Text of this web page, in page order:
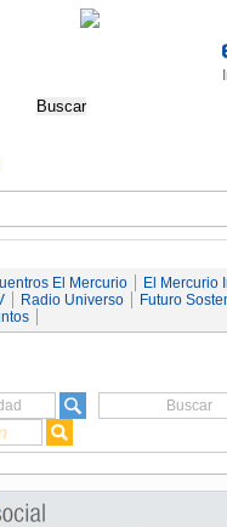
Buscar
El Mercurio
El Mercurio
Radio Universo Futuro